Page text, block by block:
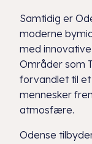
Samtidig er
moderne
med
Områder som
forvandlet til
mennesker
atmosfære.
Odense